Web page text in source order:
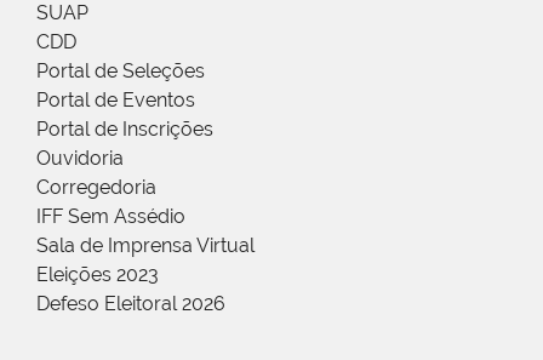
SUAP
CDD
Portal de Seleções
Portal de Eventos
Portal de Inscrições
Ouvidoria
Corregedoria
IFF Sem Assédio
Sala de Imprensa Virtual
Eleições 2023
Defeso Eleitoral 2026